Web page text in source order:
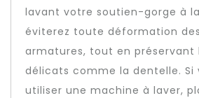
lavant votre soutien-gorge à
éviterez toute déformation
armatures, tout en préservant
délicats comme la dentelle. Si
utiliser une machine à laver,